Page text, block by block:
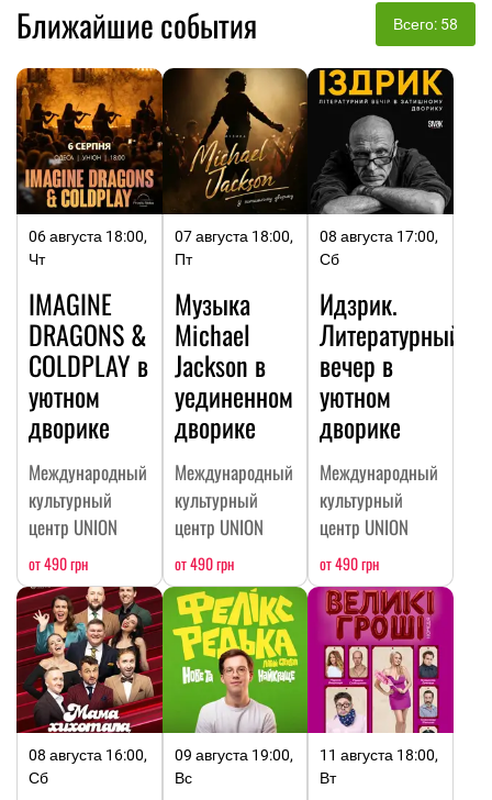
Ближайшие события Всего: 58
06 августа 18:00,
Чт
IMAGINE
DRAGONS &
COLDPLAY в
уютном
дворике
Международный
культурный
центр UNION
от 490 грн
07 августа 18:00,
Пт
Музыка
Michael
Jackson в
уединенном
дворике
Международный
культурный
центр UNION
от 490 грн
08 августа 17:00,
Сб
Идзрик.
Литературный
вечер в
уютном
дворике
Международный
культурный
центр UNION
от 490 грн
08 августа 16:00,
Сб
09 августа 19:00,
Вс
11 августа 18:00,
Вт